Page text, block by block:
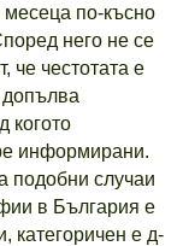
месеца по-късно
него не се
че честотата е
допълва
когото
информирани.
подобни случаи
в България е
категоричен е д-